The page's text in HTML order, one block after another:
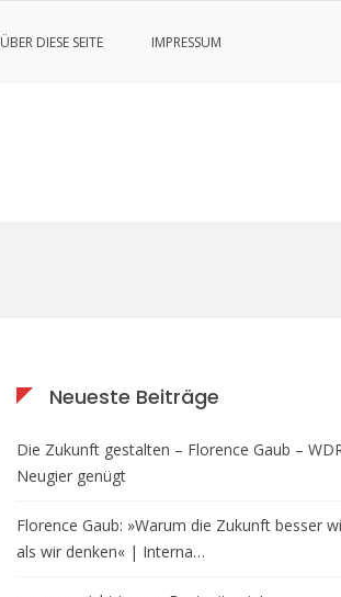
ÜBER DIESE SEITE IMPRESSUM
Neueste Beiträge
Die Zukunft gestalten – Florence Gaub –
Neugier genügt
Florence Gaub: »Warum die Zukunft besser
als wir denken« | Interna…